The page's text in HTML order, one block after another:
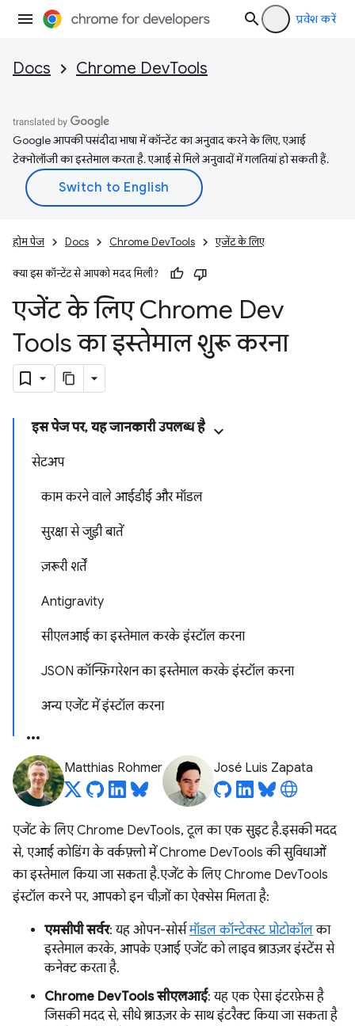
प्रवेश करें
Docs Chrome DevTools
Google आपकी पसंदीदा भाषा में कॉन्टेंट का अनुवाद करने के लिए, एआई
टेक्नोलॉजी का इस्तेमाल करता है. एआई से मिले अनुवादों में गलतियां हो सकती हैं.
होम पेज Docs Chrome DevTools एजेंट के लिए
क्या इस कॉन्टेंट से आपको मदद मिली?
एजेंट के लिए Chrome Dev
Tools का इस्तेमाल शुरू करना
इस पेज पर, यह जानकारी उपलब्ध है
सेटअप
काम करने वाले आईडीई और मॉडल
सुरक्षा से जुड़ी बातें
ज़रूरी शर्तें
Antigravity
सीएलआई का इस्तेमाल करके इंस्टॉल करना
JSON कॉन्फ़िगरेशन का इस्तेमाल करके इंस्टॉल करना
अन्य एजेंट में इंस्टॉल करना
Matthias Rohmer José Luis Zapata
एजेंट के लिए Chrome DevTools, टूल का एक सुइट है. इसकी मदद
से, एआई कोडिंग के वर्कफ़्लो में Chrome DevTools की सुविधाओं
का इस्तेमाल किया जा सकता है. एजेंट के लिए Chrome DevTools
इंस्टॉल करने पर, आपको इन चीज़ों का ऐक्सेस मिलता है:
एमसीपी सर्वर: यह ओपन-सोर्समॉडल कॉन्टेक्स्ट प्रोटोकॉलका
इस्तेमाल करके, आपके एआई एजेंट को लाइव ब्राउज़र इंस्टेंस से
कनेक्ट करता है.
Chrome DevTools सीएलआई: यह एक ऐसा इंटरफ़ेस है
जिसकी मदद से, सीधे ब्राउज़र के साथ इंटरैक्ट किया जा सकता है